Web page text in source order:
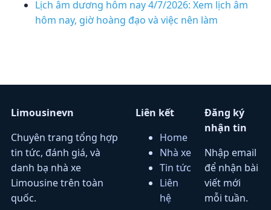
Lịch âm dương hôm nay 4/7/2026: Xem lịch âm
hôm nay, giờ hoàng đạo và việc nên làm
Limousinevn
Chuyên trang tổng hợp
tin tức, đánh giá, và
danh bạ nhà xe
Limousine trên toàn
quốc.
Liên kết
Home
Nhà xe
Tin tức
Liên
hệ
Đăng ký
nhận tin
Nhập email
để nhận bài
viết mới
mỗi tuần.